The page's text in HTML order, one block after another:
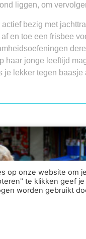
liggen, om
bezig met
en toe een frisbee
haar jonge leeftijd
je lekker tegen baasje
op onze website om
te klikken geef
worden gebruikt